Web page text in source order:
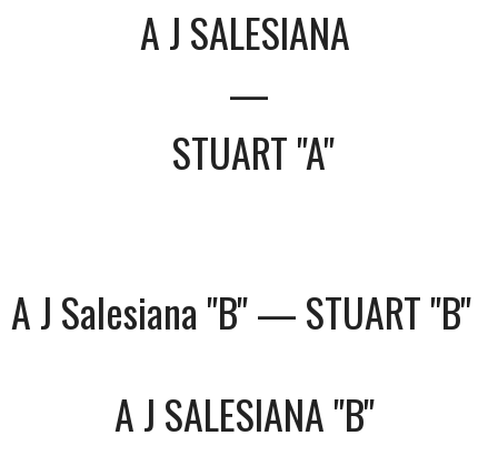
A J SALESIANA
—
STUART "A"
A J Salesiana "B" — STUART "B"
A J SALESIANA "B"